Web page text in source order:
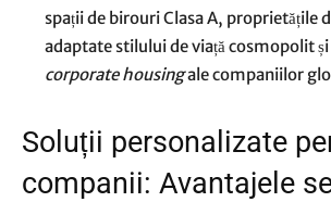
spații de birouri Clasa A, proprietățile
adaptate stilului de viață cosmopolit
corporate housingale companiilor
Soluții personalizate
companii: Avantajele